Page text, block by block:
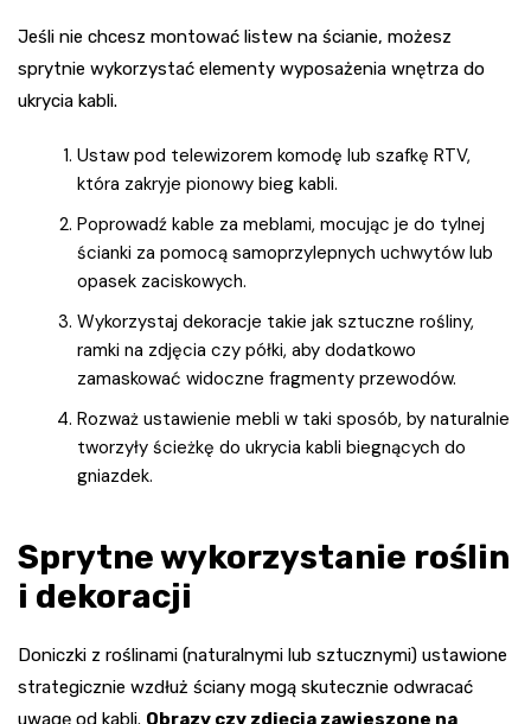
Jeśli nie chcesz montować listew na ścianie, możesz
sprytnie wykorzystać elementy wyposażenia wnętrza do
ukrycia kabli.
Ustaw pod telewizorem komodę lub szafkę RTV,
która zakryje pionowy bieg kabli.
Poprowadź kable za meblami, mocując je do tylnej
ścianki za pomocą samoprzylepnych uchwytów lub
opasek zaciskowych.
Wykorzystaj dekoracje takie jak sztuczne rośliny,
ramki na zdjęcia czy półki, aby dodatkowo
zamaskować widoczne fragmenty przewodów.
Rozważ ustawienie mebli w taki sposób, by naturalnie
tworzyły ścieżkę do ukrycia kabli biegnących do
gniazdek.
Sprytne wykorzystanie roślin
i dekoracji
Doniczki z roślinami (naturalnymi lub sztucznymi) ustawione
strategicznie wzdłuż ściany mogą skutecznie odwracać